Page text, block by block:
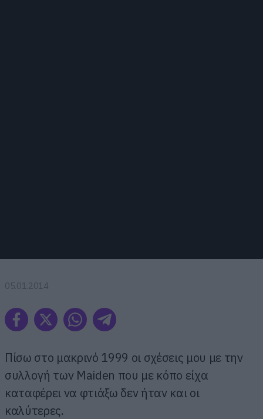
05.01.2014
Πίσω στο μακρινό 1999 οι σχέσεις μου με την
συλλογή των Maiden που με κόπο είχα
καταφέρει να φτιάξω δεν ήταν και οι
καλύτερες.